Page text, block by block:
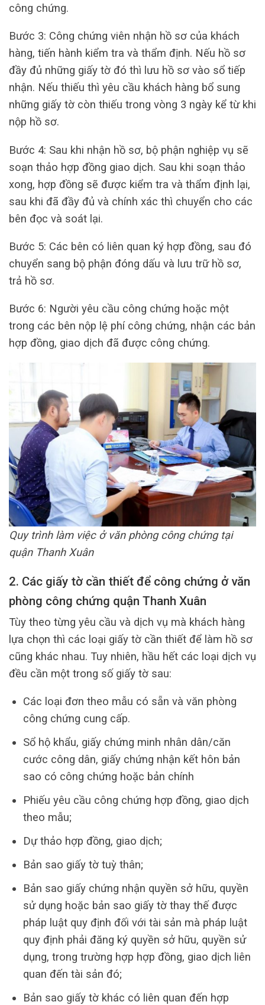
công chứng.
Bước 3: Công chứng viên nhận hồ sơ của khách
hàng, tiến hành kiểm tra và thẩm định. Nếu hồ sơ
đầy đủ những giấy tờ đó thì lưu hồ sơ vào sổ tiếp
nhận. Nếu thiếu thì yêu cầu khách hàng bổ sung
những giấy tờ còn thiếu trong vòng 3 ngày kể từ khi
nộp hồ sơ.
Bước 4: Sau khi nhận hồ sơ, bộ phận nghiệp vụ sẽ
soạn thảo hợp đồng giao dịch. Sau khi soạn thảo
xong, hợp đồng sẽ được kiểm tra và thẩm định lại,
sau khi đã đầy đủ và chính xác thì chuyển cho các
bên đọc và soát lại.
Bước 5: Các bên có liên quan ký hợp đồng, sau đó
chuyển sang bộ phận đóng dấu và lưu trữ hồ sơ,
trả hồ sơ.
Bước 6: Người yêu cầu công chứng hoặc một
trong các bên nộp lệ phí công chứng, nhận các bản
hợp đồng, giao dịch đã được công chứng.
Quy trình làm việc ở văn phòng công chứng tại
quận Thanh Xuân
2. Các giấy tờ cần thiết để công chứng ở văn
phòng công chứng quận Thanh Xuân
Tùy theo từng yêu cầu và dịch vụ mà khách hàng
lựa chọn thì các loại giấy tờ cần thiết để làm hồ sơ
cũng khác nhau. Tuy nhiên, hầu hết các loại dịch vụ
đều cần một trong số giấy tờ sau:
Các loại đơn theo mẫu có sẵn và văn phòng
công chứng cung cấp.
Sổ hộ khẩu, giấy chứng minh nhân dân/căn
cước công dân, giấy chứng nhận kết hôn bản
sao có công chứng hoặc bản chính
Phiếu yêu cầu công chứng hợp đồng, giao dịch
theo mẫu;
Dự thảo hợp đồng, giao dịch;
Bản sao giấy tờ tuỳ thân;
Bản sao giấy chứng nhận quyền sở hữu, quyền
sử dụng hoặc bản sao giấy tờ thay thế được
pháp luật quy định đối với tài sản mà pháp luật
quy định phải đăng ký quyền sở hữu, quyền sử
dụng, trong trường hợp hợp đồng, giao dịch liên
quan đến tài sản đó;
Bản sao giấy tờ khác có liên quan đến hợp